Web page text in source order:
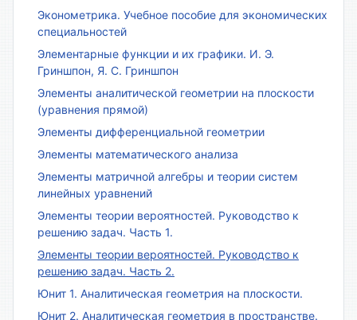
Эконометрика. Учебное пособие для экономических
специальностей
Элементарные функции и их графики. И. Э.
Гриншпон, Я. С. Гриншпон
Элементы аналитической геометрии на плоскости
(уравнения прямой)
Элементы дифференциальной геометрии
Элементы математического анализа
Элементы матричной алгебры и теории систем
линейных уравнений
Элементы теории вероятностей. Руководство к
решению задач. Часть 1.
Элементы теории вероятностей. Руководство к
решению задач. Часть 2.
Юнит 1. Аналитическая геометрия на плоскости.
Юнит 2. Аналитическая геометрия в пространстве.